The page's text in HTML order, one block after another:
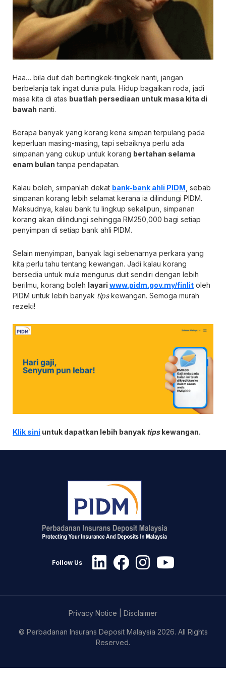
Haa… bila duit dah bertingkek-tingkek nanti, jangan
berbelanja tak ingat dunia pula. Hidup bagaikan roda, jadi
masa kita di atas buatlah persediaan untuk masa kita di
bawah nanti.
Berapa banyak yang korang kena simpan terpulang pada
keperluan masing-masing, tapi sebaiknya perlu ada
simpanan yang cukup untuk korang bertahan selama
enam bulan tanpa pendapatan.
Kalau boleh, simpanlah dekat bank-bank ahli PIDM , sebab
simpanan korang lebih selamat kerana ia dilindungi PIDM.
Maksudnya, kalau bank tu lingkup sekalipun, simpanan
korang akan dilindungi sehingga RM250,000 bagi setiap
penyimpan di setiap bank ahli PIDM.
Selain menyimpan, banyak lagi sebenarnya perkara yang
kita perlu tahu tentang kewangan. Jadi kalau korang
bersedia untuk mula mengurus duit sendiri dengan lebih
berilmu, korang boleh layari www.pidm.gov.my/finlit oleh
PIDM untuk lebih banyak tipskewangan. Semoga murah
rezeki!
Klik sini untuk dapatkan lebih banyak tipskewangan.
Follow Us
Privacy Notice Disclaimer
© Perbadanan Insurans Deposit Malaysia 2026. All Rights
Reserved.